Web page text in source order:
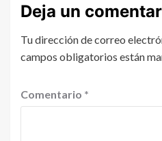
Deja un
Tu dirección de correo
campos obligatorios están
Comentario *